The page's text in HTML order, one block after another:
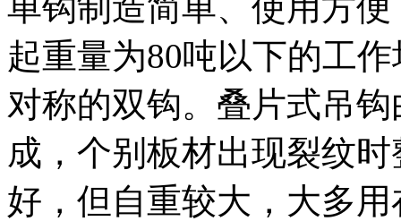
起重量为80吨以下的工
对称的双钩。叠片式吊
成，个别板材出现裂纹
好，但自重较大，大多